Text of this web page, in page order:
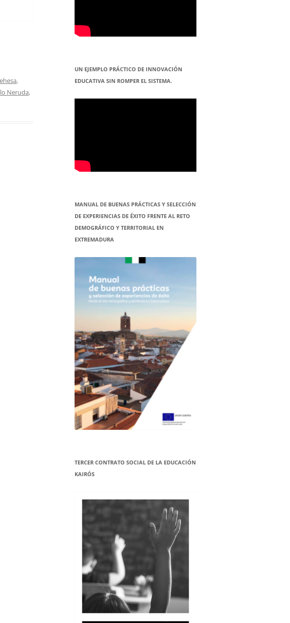
,
Neruda,
UN EJEMPLO PRÁCTICO DE INNOVACIÓN
EDUCATIVA SIN ROMPER EL SISTEMA.
MANUAL DE BUENAS PRÁCTICAS Y SELECCIÓN
DE EXPERIENCIAS DE ÉXITO FRENTE AL RETO
DEMOGRÁFICO Y TERRITORIAL EN
EXTREMADURA
TERCER CONTRATO SOCIAL DE LA EDUCACIÓN
KAIRÓS